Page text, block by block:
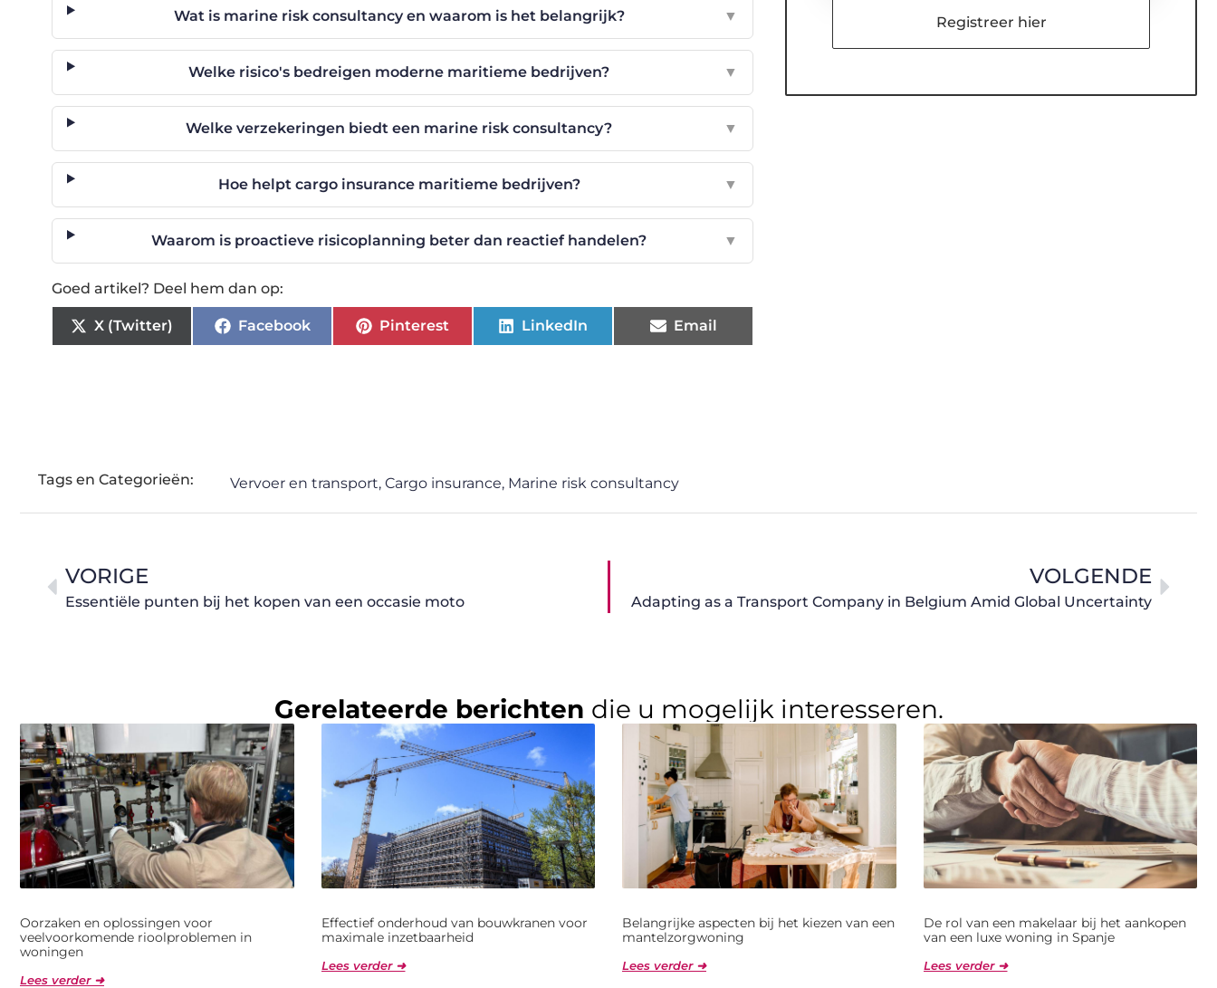
Wat is marine risk consultancy en waarom is het belangrijk? ▼
Welke risico's bedreigen moderne maritieme bedrijven? ▼
Welke verzekeringen biedt een marine risk consultancy? ▼
Hoe helpt cargo insurance maritieme bedrijven? ▼
Waarom is proactieve risicoplanning beter dan reactief handelen? ▼
Goed artikel? Deel hem dan op:
X (Twitter) Facebook Pinterest LinkedIn Email
Registreer hier
Tags en Categorieën: Vervoer en transport, Cargo insurance, Marine risk consultancy
VORIGE
Essentiële punten bij het kopen van een occasie moto
VOLGENDE
Adapting as a Transport Company in Belgium Amid Global Uncertainty
Gerelateerde berichten die u mogelijk interesseren.
Oorzaken en oplossingen voor
veelvoorkomende rioolproblemen in
woningen
Lees verder ➜
Effectief onderhoud van bouwkranen voor
maximale inzetbaarheid
Lees verder ➜
Belangrijke aspecten bij het kiezen van een
mantelzorgwoning
Lees verder ➜
De rol van een makelaar bij het aankopen
van een luxe woning in Spanje
Lees verder ➜